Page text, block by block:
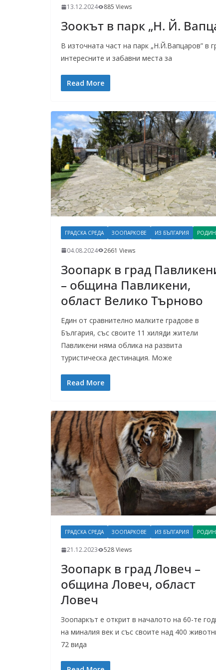
13.12.2024 885 Views
Зоокът в парк „Н. Й.
В източната част на парк „Н.Й.Вапцаров” в
интересните и забавни места за
Read More
ГРАДСКА СРЕДА ЗООПАРКОВЕ ИЗ БЪЛГАРИЯ
04.08.2024 2661 Views
Зоопарк в град
– община Павликени,
област Велико Търново
Един от сравнително малките градове в
България, със своите 11 хиляди жители
Павликени няма облика на развита
туристическа дестинация. Може
Read More
ГРАДСКА СРЕДА ЗООПАРКОВЕ ИЗ БЪЛГАРИЯ
21.12.2023 528 Views
Зоопарк в град Ловеч –
община Ловеч, област
Ловеч
Зоопаркът е открит в началото на 60-те
на миналия век и със своите над 400
72 вида